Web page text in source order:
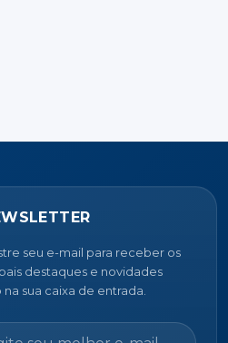
seu e-mail para receber os
destaques e novidades
sua caixa de entrada.